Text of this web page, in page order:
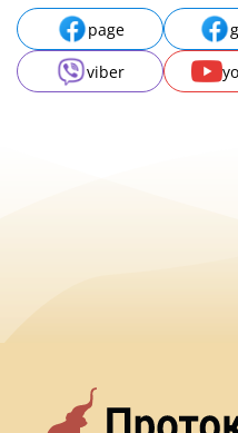
page
viber